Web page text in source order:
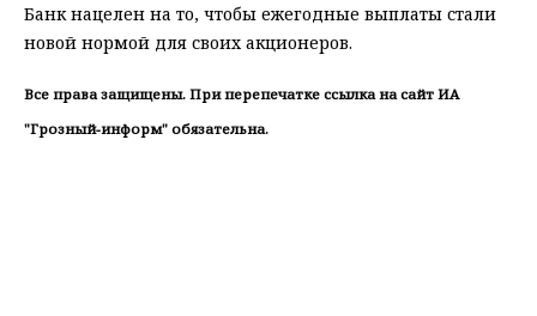
Банк нацелен на то, чтобы ежегодные выплаты стали
новой нормой для своих акционеров.
Все права защищены. При перепечатке ссылка на сайт ИА
"Грозный-информ" обязательна.